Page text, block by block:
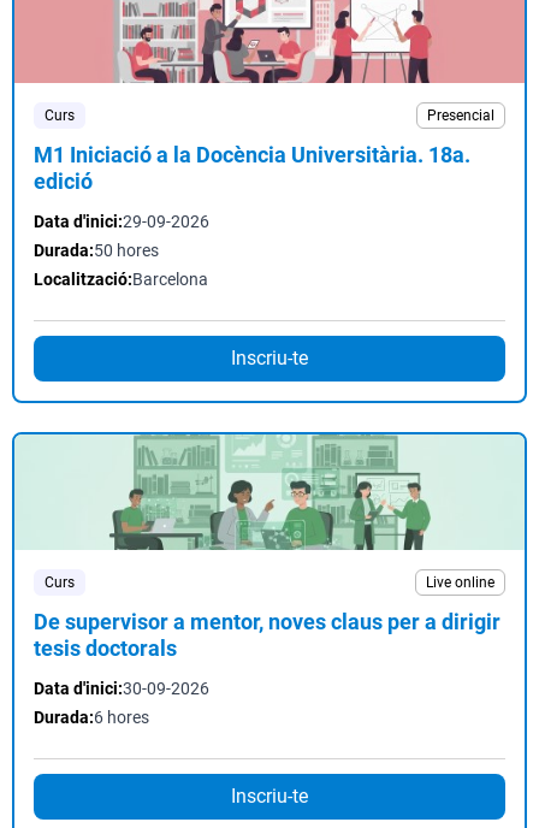
Curs Presencial
M1 Iniciació a la Docència Universitària. 18a.
edició
Data d'inici:29-09-2026
Durada:50 hores
Localització:Barcelona
Inscriu-te
Curs Live online
De supervisor a mentor, noves claus per a dirigir
tesis doctorals
Data d'inici:30-09-2026
Durada:6 hores
Inscriu-te